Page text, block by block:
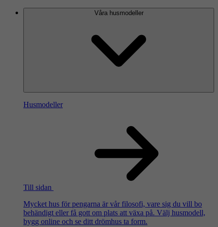
Våra husmodeller
Husmodeller
Till sidan
Mycket hus för pengarna är vår filosofi, vare sig du vill bo
behändigt eller få gott om plats att växa på. Välj husmodell,
bygg online och se ditt drömhus ta form.